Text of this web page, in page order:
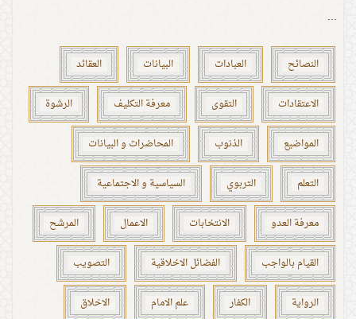
...
النصائح العبادات البيانات العقائد
الاعتقادات التقوى معرفة التكليف الرشوة
المواضيع الذنوب المحاضرات و البيانات
التعلم التربوي السياسية و الاجتماعية
معرفة العدو الانتخابات الاعمال المرشح
القيام بالواجب الفضائل الاخلاقية التصويب
الرواية الكفار علم الامام الاخلاق